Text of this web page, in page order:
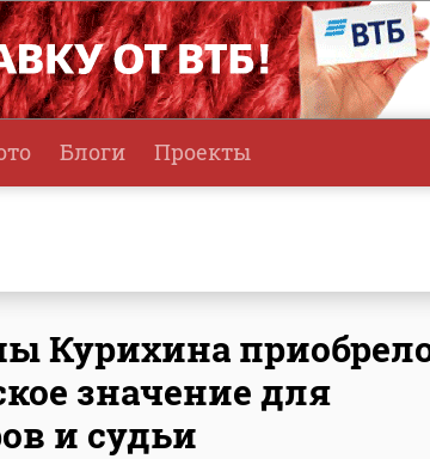
Блоги Проекты
Курихина
значение для
и судьи